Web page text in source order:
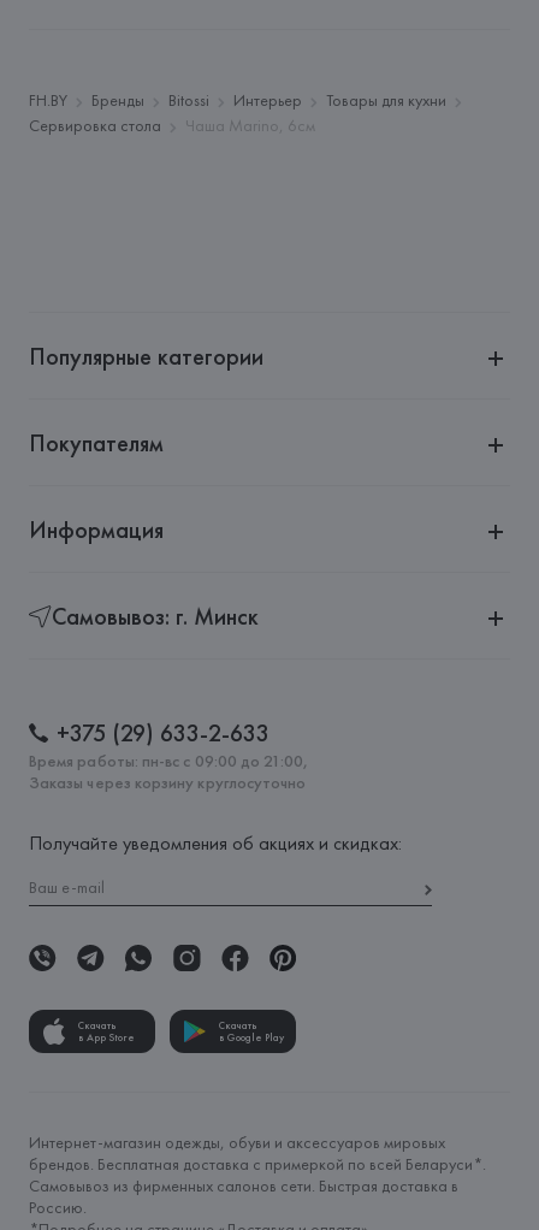
Адрес:
Республика Беларусь, 220035, г. Минск, ул.
Тимирязева, 72A
FH.BY Бренды Bitossi Интерьер
Товары для кухни
Сервировка стола
Чаша Marino, 6см
Популярные категории
Покупателям
Информация
Самовывоз: г. Минск
+375 (29) 633-2-633
Время работы: пн-вс с 09:00 до 21:00,
Заказы через корзину круглосуточно
Получайте уведомления об акциях и скидках:
Скачать
в App Store
Скачать
в Google Play
Интернет-магазин одежды, обуви и аксессуаров мировых
брендов. Бесплатная доставка с примеркой по всей Беларуси*.
Самовывоз из фирменных салонов сети. Быстрая доставка в
Россию.